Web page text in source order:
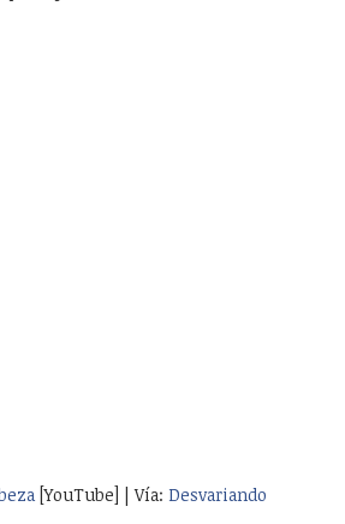
[YouTube] | Vía: Desvariando